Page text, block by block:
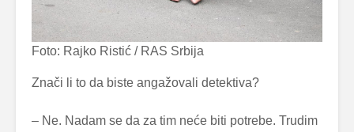
Foto: Rajko Ristić / RAS Srbija
Znači li to da biste angažovali detektiva?
– Ne. Nadam se da za tim neće biti potrebe. Trudim